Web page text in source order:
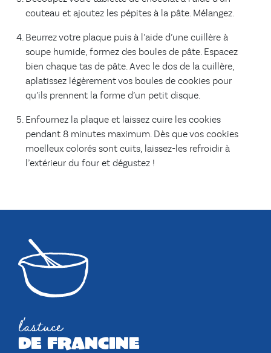
couteau et ajoutez les pépites à la pâte. Mélangez.
Beurrez votre plaque puis à l’aide d’une cuillère à
soupe humide, formez des boules de pâte. Espacez
bien chaque tas de pâte. Avec le dos de la cuillère,
aplatissez légèrement vos boules de cookies pour
qu’ils prennent la forme d’un petit disque.
Enfournez la plaque et laissez cuire les cookies
pendant 8 minutes maximum. Dès que vos cookies
moelleux colorés sont cuits, laissez-les refroidir à
l’extérieur du four et dégustez !
l'astuce
de francine